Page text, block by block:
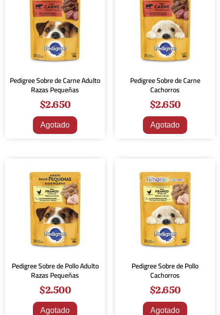
Pedigree Sobre de Carne Adulto
Razas Pequeñas
$2.650
Agotado
Pedigree Sobre de Carne
Cachorros
$2.650
Agotado
Pedigree Sobre de Pollo Adulto
Razas Pequeñas
$2.500
Agotado
Pedigree Sobre de Pollo
Cachorros
$2.650
Agotado